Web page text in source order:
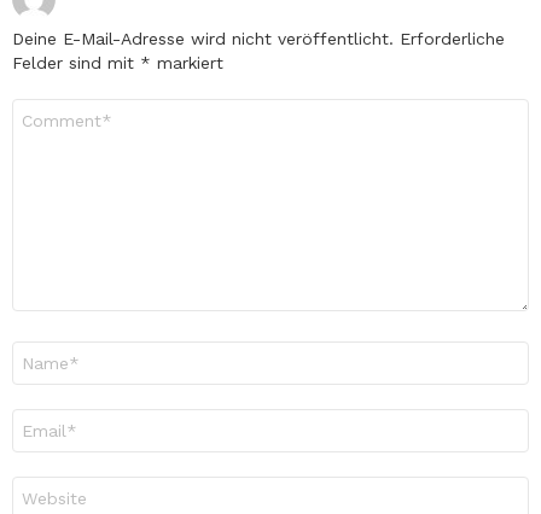
Deine E-Mail-Adresse wird nicht veröffentlicht. Erforderliche
Felder sind mit * markiert
Mail-
Adresse
*